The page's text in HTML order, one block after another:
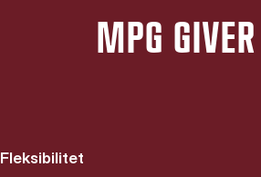
MPG
Fleksibilitet